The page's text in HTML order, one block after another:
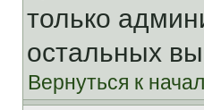
только
остальных
Вернуться к